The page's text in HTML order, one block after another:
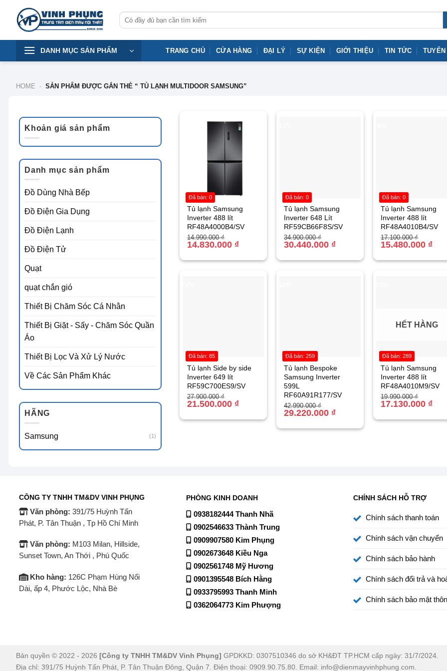
content
Tìm
kiếm:
DANH MỤC SẢN PHẨM TRANG CHỦ CỬA HÀNG ĐẠI LÝ SỰ KIỆN GIỚI THIỆU TIN TỨC TUYỂN
HOME - SẢN PHẨM ĐƯỢC GẮN THẺ “ TỦ LẠNH MULTIDOOR SAMSUNG”
Khoản giá sản phẩm
Danh mục sản phẩm
Đồ Dùng Nhà Bếp
Đồ Điện Gia Dụng
Đồ Điện Lạnh
Đồ Điện Tử
Quạt
quạt chắn gió
Thiết Bị Chăm Sóc Cá Nhân
Thiết Bị Giặt - Sấy - Chăm Sóc Quần
Áo
Thiết Bị Lọc Và Xử Lý Nước
Về Các Sản Phẩm Khác
HÃNG
Samsung (1)
Tủ lạnh Samsung
Inverter 488 lít
RF48A4000B4/SV
14.990.000₫
Giá
gốc
14.830.000 ₫
Giá
hiện
14.830.000 ₫.
Đã bán: 0
Tủ lạnh Samsung
Inverter 648 Lít
RF59CB66F8S/SV
34.900.000₫
Giá
gốc
30.440.000 ₫
Giá
hiện
30.440.000 ₫.
Đã bán: 0
Tủ lạnh Samsung
Inverter 488 lít
RF48A4010B4/SV
17.100.000₫
Giá
gốc
15.480.000 ₫
Giá
hiện
15.480.000 ₫.
Đã bán: 0
Tủ lạnh Side by side
Inverter 649 lít
RF59C700ES9/SV
27.900.000₫
Giá
gốc
là:
21.500.000 ₫
Giá
hiện
tại
21.500.000 ₫.
Đã bán: 85
Tủ lạnh Bespoke
Samsung Inverter
599L
RF60A91R177/SV
42.990.000₫
Giá
gốc
là:
29.220.000 ₫
Giá
hiện
tại
29.220.000 ₫.
Đã bán: 259
HẾT HÀNG
Tủ lạnh Samsung
Inverter 488 lít
RF48A4010M9/SV
19.990.000₫
Giá
gốc
là:
17.130.000 ₫
Giá
hiện
tại
17.130.000 ₫.
Đã bán: 289
CÔNG TY TNHH TM&DV VINH PHỤNG
Văn phòng: 391/75 Huỳnh Tấn
Phát, P. Tân Thuận , Tp Hồ Chí Minh
Văn phòng: M103 Milan, Hillside,
Sunset Town, An Thới , Phú Quốc
Kho hàng: 126C Phạm Hùng Nối
Dài, ấp 4, Phước Lộc, Nhà Bè
PHÒNG KINH DOANH
0938182444 Thanh Nhã
0902546633 Thành Trung
0909907580 Kim Phụng
0902673648 Kiều Nga
0902561748 Mỹ Hương
0901395548 Bích Hằng
0933795993 Thanh Minh
0362064773 Kim Phượng
CHÍNH SÁCH HỖ TRỢ
Chính sách thanh toán
Chính sách vận chuyển
Chính sách bảo hành
Chính sách đổi trả và
Chính sách bảo mật
Bản quyền © 2022 - 2026 [Công ty TNHH TM&DV Vinh Phụng] GPDKKD: 0307510346 do sở KH&ĐT TP.HCM cấp ngày: 31/7/2024.
Địa chỉ: 391/75 Huỳnh Tấn Phát, P. Tân Thuận Đông, Quận 7. Điện thoại: 0909.90.75.80. Email: info@dienmayvinhphung.com.